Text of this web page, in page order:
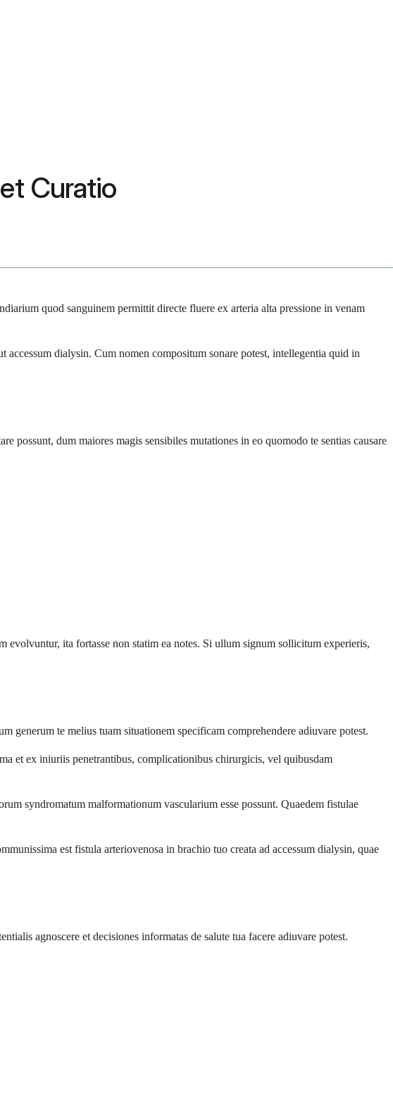
Curatio
quod sanguinem permittit directe fluere ex arteria alta pressione in venam
dialysin. Cum nomen compositum sonare potest, intellegentia quid in
possunt, dum maiores magis sensibiles mutationes in eo quomodo te sentias causare
evolvuntur, ita fortasse non statim ea notes. Si ullum signum sollicitum experieris,
generum te melius tuam situationem specificam comprehendere adiuvare potest.
et ex iniuriis penetrantibus, complicationibus chirurgicis, vel quibusdam
syndromatum malformationum vascularium esse possunt. Quaedem fistulae
est fistula arteriovenosa in brachio tuo creata ad accessum dialysin, quae
agnoscere et decisiones informatas de salute tua facere adiuvare potest.